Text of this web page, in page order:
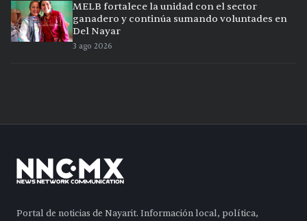
MELB fortalece la unidad con el sector
ganadero y continúa sumando voluntades en
Del Nayar
3 ago 2026
Portal de noticias de Nayarit. Información local, política,